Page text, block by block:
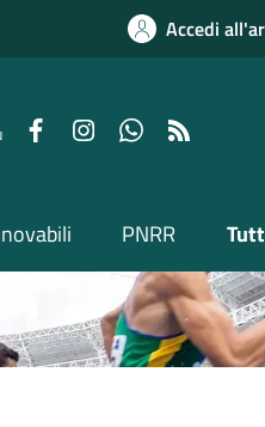
Accedi
FacebookInstagramWhatsapp
PNRR